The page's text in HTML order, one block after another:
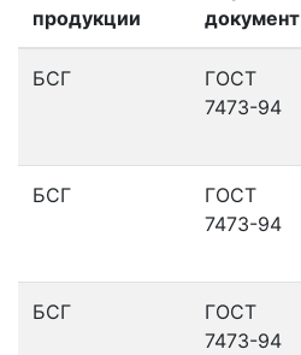
продукции
документ
БСГ
ГОСТ
7473-94
БСГ
ГОСТ
7473-94
БСГ
ГОСТ
7473-94